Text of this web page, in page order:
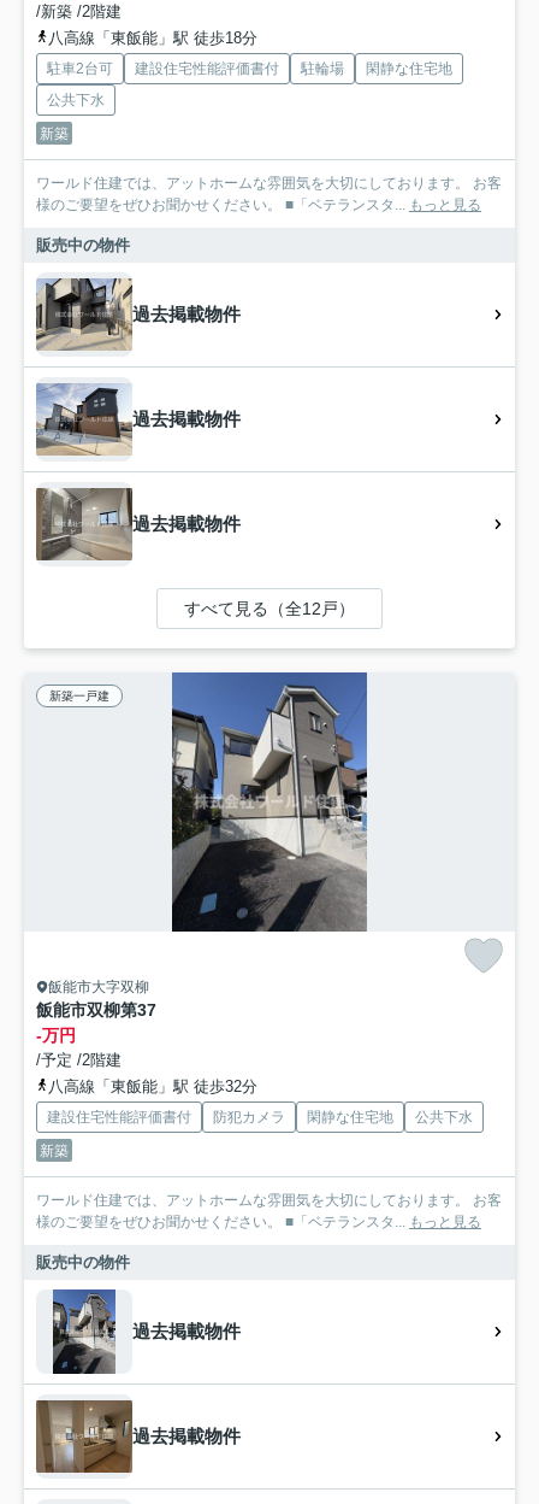
/新築 /2階建
八高線「東飯能」駅 徒歩18分
駐車2台可 建設住宅性能評価書付 駐輪場
閑静な住宅地
公共下水
新築
ワールド住建では、アットホームな雰囲気を大切にしております。 お客
様のご要望をぜひお聞かせください。 ■「ベテランスタ... もっと見る
販売中の物件
過去掲載物件
過去掲載物件
過去掲載物件
すべて見る（全12戸）
新築一戸建
飯能市大字双柳
飯能市双柳第37
-万円
/予定 /2階建
八高線「東飯能」駅 徒歩32分
建設住宅性能評価書付 防犯カメラ 閑静な住宅地
公共下水
新築
ワールド住建では、アットホームな雰囲気を大切にしております。 お客
様のご要望をぜひお聞かせください。 ■「ベテランスタ... もっと見る
販売中の物件
過去掲載物件
過去掲載物件